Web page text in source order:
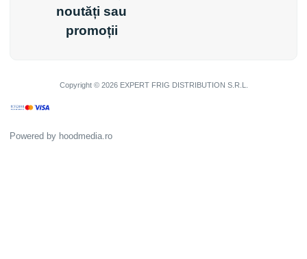
noutăți sau
promoții
Copyright © 2026 EXPERT FRIG DISTRIBUTION S.R.L.
Powered by hoodmedia.ro